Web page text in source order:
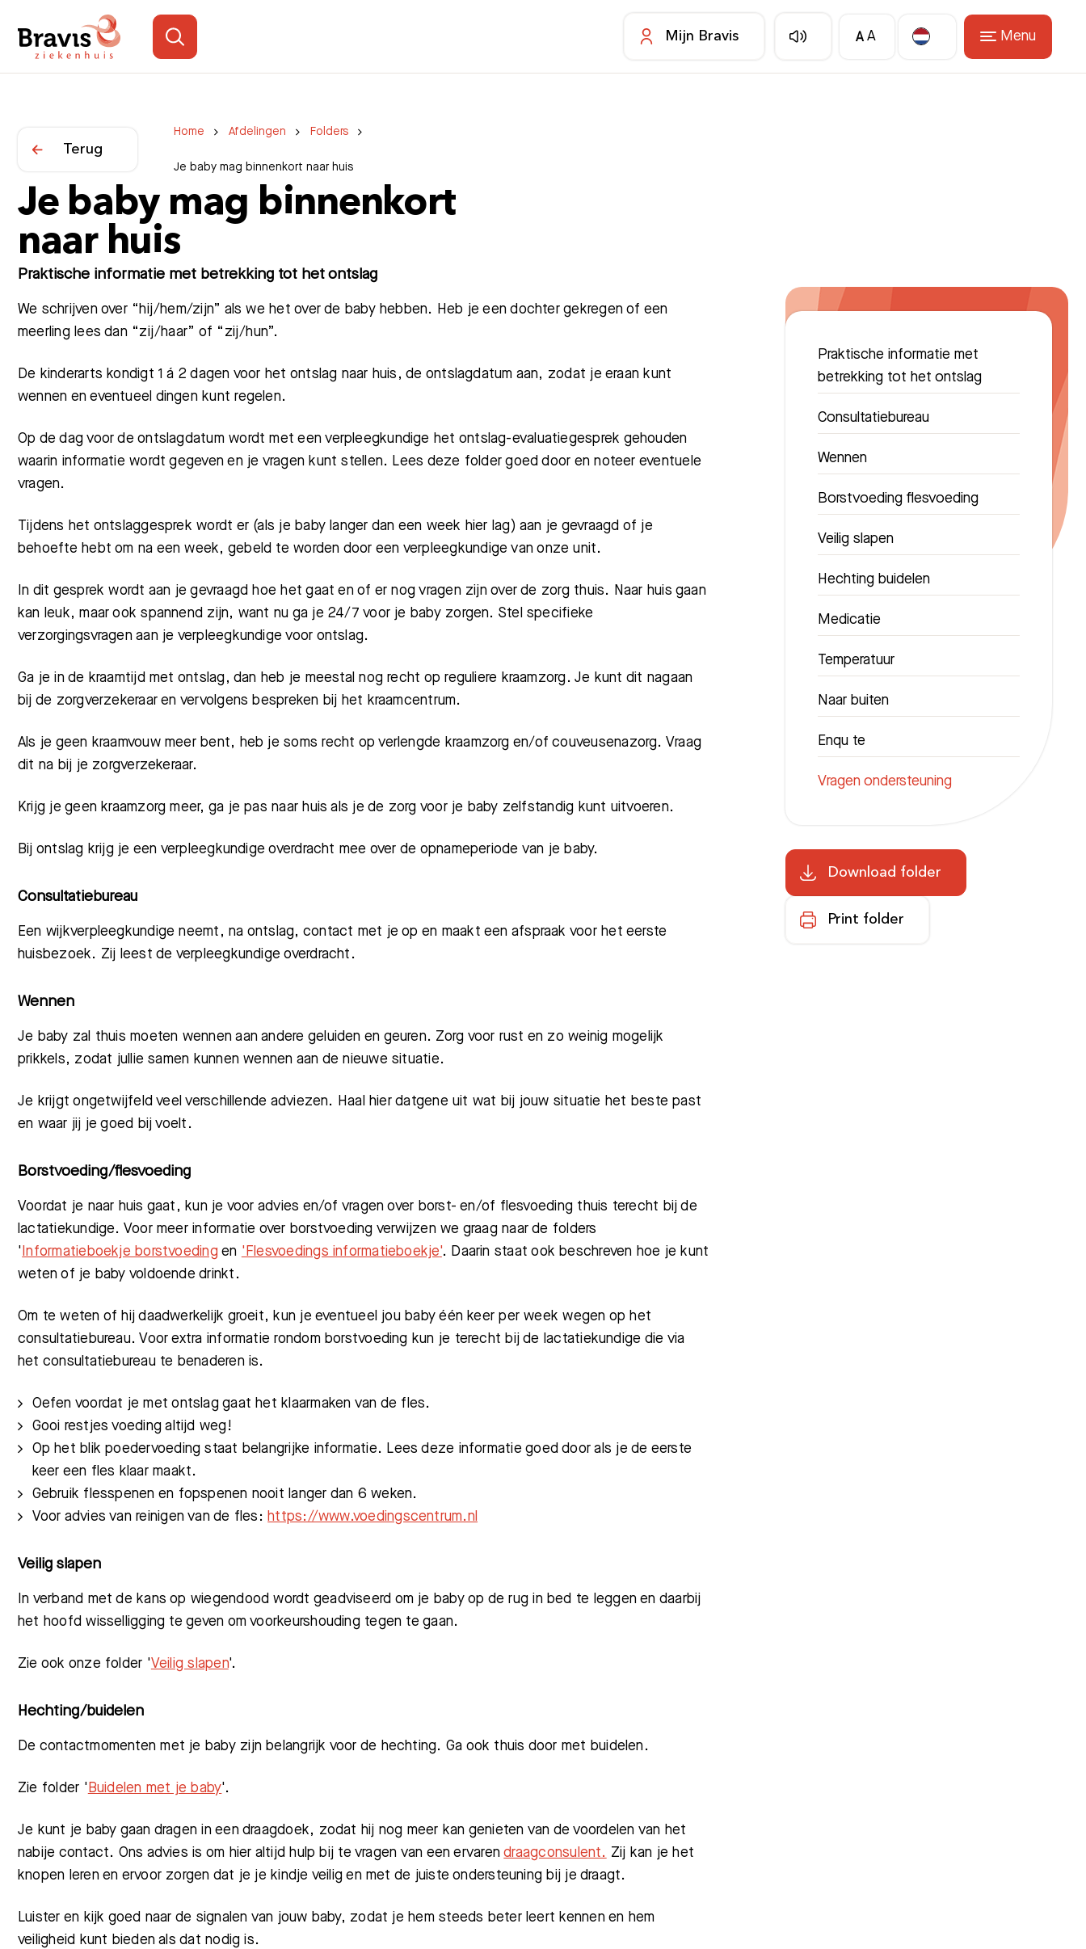
Mijn Bravis A A Menu
Meest gezocht: Bezoektijden Afspraak maken
Home Afdelingen Folders
Je baby mag binnenkort naar huis
Terug
Je baby mag binnenkort
naar huis
Praktische informatie met betrekking tot het ontslag
We schrijven over “hij/hem/zijn” als we het over de baby hebben. Heb je een dochter gekregen of een
meerling lees dan “zij/haar” of “zij/hun”.
De kinderarts kondigt 1 á 2 dagen voor het ontslag naar huis, de ontslagdatum aan, zodat je eraan kunt
wennen en eventueel dingen kunt regelen.
Op de dag voor de ontslagdatum wordt met een verpleegkundige het ontslag-evaluatiegesprek gehouden
waarin informatie wordt gegeven en je vragen kunt stellen. Lees deze folder goed door en noteer eventuele
vragen.
Tijdens het ontslaggesprek wordt er (als je baby langer dan een week hier lag) aan je gevraagd of je
behoefte hebt om na een week, gebeld te worden door een verpleegkundige van onze unit.
In dit gesprek wordt aan je gevraagd hoe het gaat en of er nog vragen zijn over de zorg thuis. Naar huis gaan
kan leuk, maar ook spannend zijn, want nu ga je 24/7 voor je baby zorgen. Stel specifieke
verzorgingsvragen aan je verpleegkundige voor ontslag.
Ga je in de kraamtijd met ontslag, dan heb je meestal nog recht op reguliere kraamzorg. Je kunt dit nagaan
bij de zorgverzekeraar en vervolgens bespreken bij het kraamcentrum.
Als je geen kraamvouw meer bent, heb je soms recht op verlengde kraamzorg en/of couveusenazorg. Vraag
dit na bij je zorgverzekeraar.
Krijg je geen kraamzorg meer, ga je pas naar huis als je de zorg voor je baby zelfstandig kunt uitvoeren.
Bij ontslag krijg je een verpleegkundige overdracht mee over de opnameperiode van je baby.
Consultatiebureau
Een wijkverpleegkundige neemt, na ontslag, contact met je op en maakt een afspraak voor het eerste
huisbezoek. Zij leest de verpleegkundige overdracht.
Wennen
Je baby zal thuis moeten wennen aan andere geluiden en geuren. Zorg voor rust en zo weinig mogelijk
prikkels, zodat jullie samen kunnen wennen aan de nieuwe situatie.
Je krijgt ongetwijfeld veel verschillende adviezen. Haal hier datgene uit wat bij jouw situatie het beste past
en waar jij je goed bij voelt.
Borstvoeding/flesvoeding
Voordat je naar huis gaat, kun je voor advies en/of vragen over borst- en/of flesvoeding thuis terecht bij de
lactatiekundige. Voor meer informatie over borstvoeding verwijzen we graag naar de folders
' Informatieboekje borstvoeding en ' Flesvoedings informatieboekje'. Daarin staat ook beschreven hoe je kunt
weten of je baby voldoende drinkt.
Om te weten of hij daadwerkelijk groeit, kun je eventueel jou baby één keer per week wegen op het
consultatiebureau. Voor extra informatie rondom borstvoeding kun je terecht bij de lactatiekundige die via
het consultatiebureau te benaderen is.
Oefen voordat je met ontslag gaat het klaarmaken van de fles.
Gooi restjes voeding altijd weg!
Op het blik poedervoeding staat belangrijke informatie. Lees deze informatie goed door als je de eerste
keer een fles klaar maakt.
Gebruik flesspenen en fopspenen nooit langer dan 6 weken.
Voor advies van reinigen van de fles: https://www.voedingscentrum.nl
Veilig slapen
In verband met de kans op wiegendood wordt geadviseerd om je baby op de rug in bed te leggen en daarbij
het hoofd wisselligging te geven om voorkeurshouding tegen te gaan.
Zie ook onze folder 'Veilig slapen'.
Hechting/buidelen
De contactmomenten met je baby zijn belangrijk voor de hechting. Ga ook thuis door met buidelen.
Zie folder 'Buidelen met je baby'.
Je kunt je baby gaan dragen in een draagdoek, zodat hij nog meer kan genieten van de voordelen van het
nabije contact. Ons advies is om hier altijd hulp bij te vragen van een ervarendraagconsulent. Zij kan je het
knopen leren en ervoor zorgen dat je je kindje veilig en met de juiste ondersteuning bij je draagt.
Luister en kijk goed naar de signalen van jouw baby, zodat je hem steeds beter leert kennen en hem
veiligheid kunt bieden als dat nodig is.
Praktische informatie met
betrekking tot het ontslag
Consultatiebureau
Wennen
Borstvoeding flesvoeding
Veilig slapen
Hechting buidelen
Medicatie
Temperatuur
Naar buiten
Enqu te
Vragen ondersteuning
Download folder
Print folder